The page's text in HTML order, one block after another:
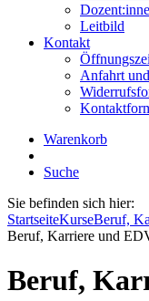
Leitbild
Kontakt
Anfahrt
Warenkorb
Suche
Sie befinden sich hier:
StartseiteKurseBeruf,
Beruf, Karriere und
Beruf,